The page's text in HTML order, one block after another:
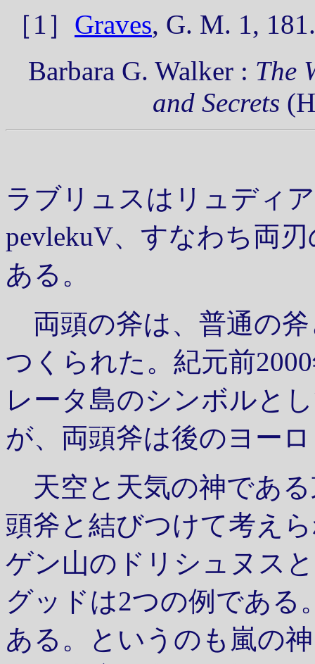
［1］ Graves, G. M. 1, 181.
Barbara G. Walker : The
and Secrets
ラブリュスはリュディ
pevlekuV、すなわち両刃
ある。
両頭の斧は、普通の
つくられた。紀元前
レータ島のシンボルと
が、両頭斧は後のヨー
天空と天気の神であ
頭斧と結びつけて考え
ゲン山のドリシュヌス
グッドは2つの例であ
ある。というのも嵐の